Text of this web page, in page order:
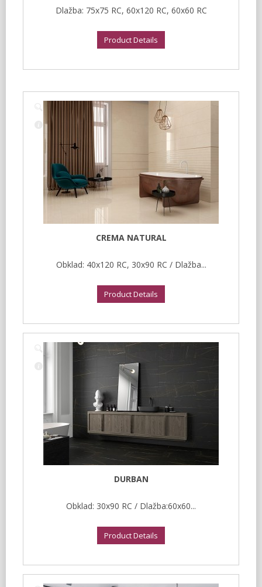
Dlažba: 75x75 RC, 60x120 RC, 60x60 RC
Product Details
CREMA NATURAL
Obklad: 40x120 RC, 30x90 RC / Dlažba...
Product Details
DURBAN
Obklad: 30x90 RC / Dlažba:60x60...
Product Details